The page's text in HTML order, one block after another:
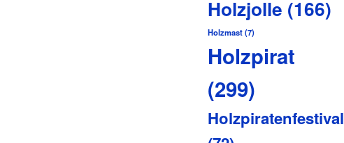
Holzjolle (166)
Holzmast(7)
Holzpirat
(299)
Holzpiratenfestival